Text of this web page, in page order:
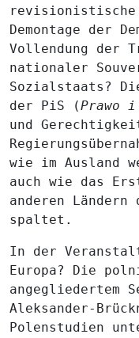
Demontage der
Vollendung der
nationaler
Sozialstaats?
der PiS (Prawo
und
wie im Ausland
auch wie das
anderen
spaltet.
In der
Europa? Die
angegliedertem
Aleksander-
Polenstudien